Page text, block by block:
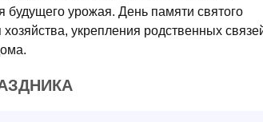
будущего урожая. День памяти святого
укрепления родственных